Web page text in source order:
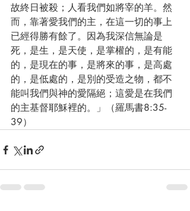
故終日被殺；人看我們如將宰的羊。然
而，靠著愛我們的主，在這一切的事上
已經得勝有餘了。因為我深信無論是
死，是生，是天使，是掌權的，是有能
的，是現在的事，是將來的事，是高處
的，是低處的，是別的受造之物，都不
能叫我們與神的愛隔絕；這愛是在我們
的主基督耶穌裡的。」（羅馬書8:35-
39）